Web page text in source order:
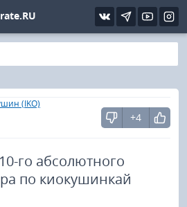
(IKO)
+4
го абсолютного
по киокушинкай